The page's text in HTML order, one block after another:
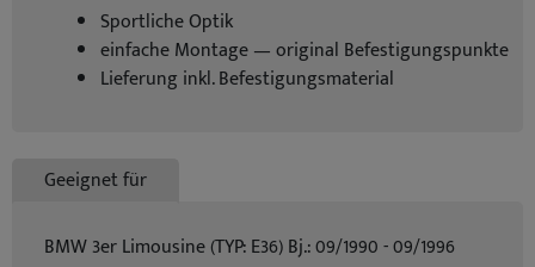
Sportliche Optik
einfache Montage — original Befestigungspunkte
Lieferung inkl. Befestigungsmaterial
Geeignet für
BMW 3er Limousine (TYP: E36) Bj.: 09/1990 - 09/1996